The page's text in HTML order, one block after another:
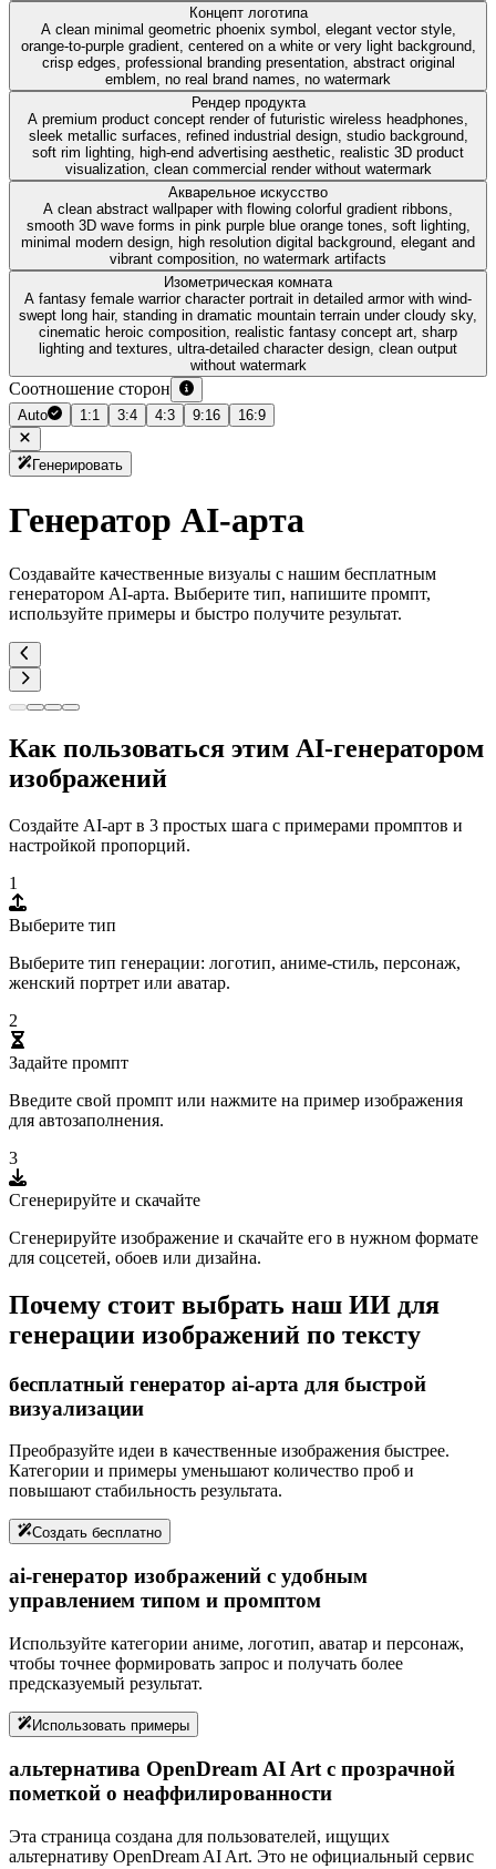
Концепт логотипа
A clean minimal geometric phoenix symbol, elegant vector style,
orange-to-purple gradient, centered on a white or very light background,
crisp edges, professional branding presentation, abstract original
emblem, no real brand names, no watermark
Рендер продукта
A premium product concept render of futuristic wireless headphones,
sleek metallic surfaces, refined industrial design, studio background,
soft rim lighting, high-end advertising aesthetic, realistic 3D product
visualization, clean commercial render without watermark
Акварельное искусство
A clean abstract wallpaper with flowing colorful gradient ribbons,
smooth 3D wave forms in pink purple blue orange tones, soft lighting,
minimal modern design, high resolution digital background, elegant and
vibrant composition, no watermark artifacts
Изометрическая комната
A fantasy female warrior character portrait in detailed armor with wind-
swept long hair, standing in dramatic mountain terrain under cloudy sky,
cinematic heroic composition, realistic fantasy concept art, sharp
lighting and textures, ultra-detailed character design, clean output
without watermark
Соотношение сторон
Auto 1:1 3:4 4:3 9:16 16:9
Генерировать
Генератор AI-арта
Создавайте качественные визуалы с нашим бесплатным
генератором AI-арта. Выберите тип, напишите промпт,
используйте примеры и быстро получите результат.
Как пользоваться этим AI-генератором
изображений
Создайте AI-арт в 3 простых шага с примерами промптов и
настройкой пропорций.
1
Выберите тип
Выберите тип генерации: логотип, аниме-стиль, персонаж,
женский портрет или аватар.
2
Задайте промпт
Введите свой промпт или нажмите на пример изображения
для автозаполнения.
3
Сгенерируйте и скачайте
Сгенерируйте изображение и скачайте его в нужном формате
для соцсетей, обоев или дизайна.
Почему стоит выбрать наш ИИ для
генерации изображений по тексту
бесплатный генератор ai-арта для быстрой
визуализации
Преобразуйте идеи в качественные изображения быстрее.
Категории и примеры уменьшают количество проб и
повышают стабильность результата.
Создать бесплатно
ai-генератор изображений с удобным
управлением типом и промптом
Используйте категории аниме, логотип, аватар и персонаж,
чтобы точнее формировать запрос и получать более
предсказуемый результат.
Использовать примеры
альтернатива OpenDream AI Art с прозрачной
пометкой о неаффилированности
Эта страница создана для пользователей, ищущих
альтернативу OpenDream AI Art. Это не официальный сервис